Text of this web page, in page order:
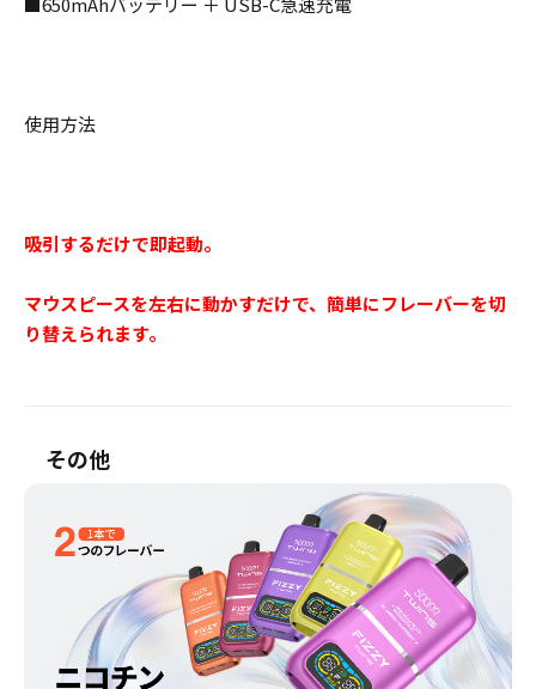
使用方法
吸引するだけで即起動。
マウスピースを左右に動かすだけで、簡単にフレーバーを切
り替えられます。
その他